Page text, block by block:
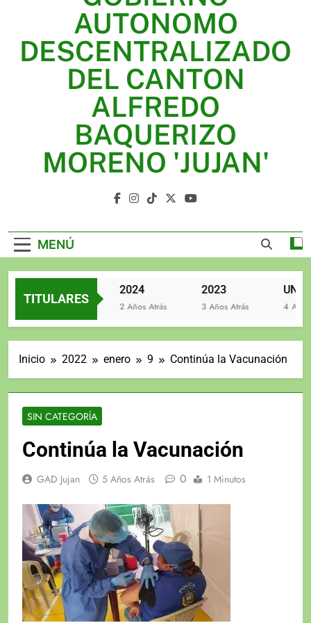
2024
2023
UNIDOS TRABAJANDO POR NUESTRO QUERIDO
JUJAN
AUTONOMO
DESCENTRALIZADO
DEL CANTON
ALFREDO
BAQUERIZO
MORENO 'JUJAN'
MENÚ
TITULARES
2 Años Atrás
2024
2 Años Atrás
2023
3 Años Atrás 4 Años
Inicio 2022 enero 9 Continúa la Vacunación
SIN CATEGORÍA
Continúa la Vacunación
GAD Jujan 5 Años Atrás 0 1 Minutos